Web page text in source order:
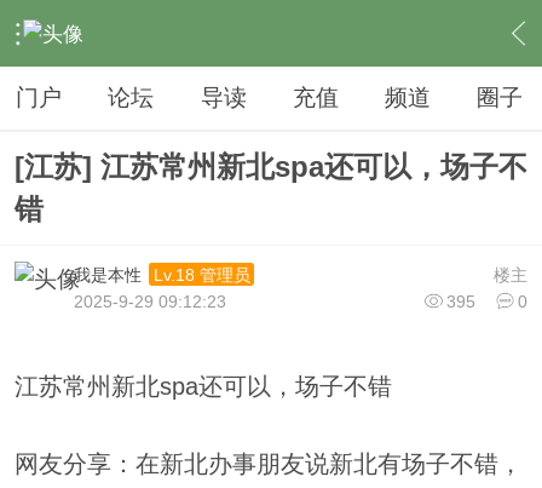
› 夜生活 › SPA › 内容
门户 论坛 导读 充值 频道 圈子
[江苏] 江苏常州新北spa还可以，场子不
错
楼主
我是本性
Lv.18 管理员
395
0
2025-9-29 09:12:23
江苏常州新北spa还可以，场子不错
网友分享：在新北办事朋友说新北有场子不错，